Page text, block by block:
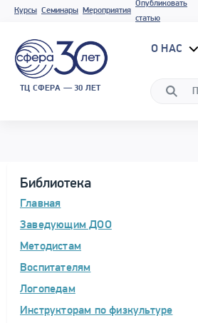
Курсы Семинары Мероприятия
Опубликовать
статью
ТЦ СФЕРА — 30 ЛЕТ
О НАС
Библиотека
Главная
Заведующим ДОО
Методистам
Воспитателям
Логопедам
Инструкторам по физкультуре